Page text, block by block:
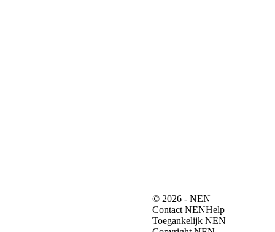
© 2026 - NEN
Contact NENHelp
Toegankelijk NEN